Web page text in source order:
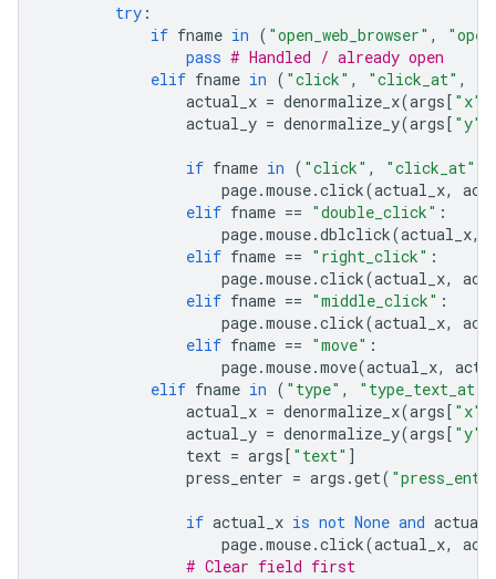
try :
if fname in ( "open_web_browser" ,
pass # Handled / already open
elif fname in ( "click" , "click_at" ,
actual_x = denormalize_x(args[ "x"
actual_y = denormalize_y(args[ "y"
if fname in ( "click" , "click_at"
page.mouse.click(actual_x,
elif fname == "double_click" :
page.mouse.dblclick(actual_x,
elif fname == "right_click" :
page.mouse.click(actual_x,
elif fname == "middle_click" :
page.mouse.click(actual_x,
elif fname == "move" :
page.mouse.move(actual_x,
elif fname in ( "type" , "type_text_at"
actual_x = denormalize_x(args[ "x"
actual_y = denormalize_y(args[ "y"
text = args[ "text" ]
press_enter = args .get(
if actual_x is not None and
page.mouse.click(actual_x,
# Clear field first